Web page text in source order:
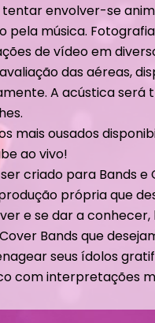
tentar envolver-se
pela música.
de vídeo em
das aéreas,
A acústica será
mais ousados
ao vivo!
criado para Bands e
própria que
e se dar a
Bands que
seus ídolos
com interpretações